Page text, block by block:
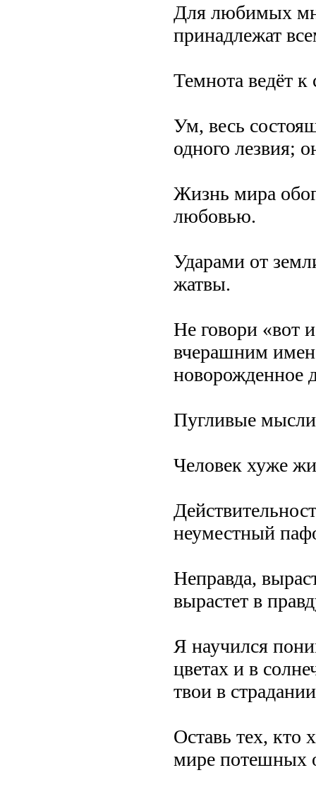
Для любимых
принадлежат
Темнота ведёт к
Ум, весь
одного лезвия;
Жизнь мира
любовью.
Ударами от
жатвы.
Не говори «вот
вчерашним
новорожденное
Пугливые
Человек хуже
неуместный
Неправда,
вырастет в
Я научился
цветах и в
твои в
Оставь тех, кто
мире потешных